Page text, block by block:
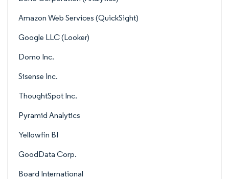
Amazon Web Services (QuickSight)
Google LLC (Looker)
Domo Inc.
Sisense Inc.
ThoughtSpot Inc.
Pyramid Analytics
Yellowfin BI
GoodData Corp.
Board International